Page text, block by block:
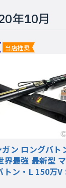
年10月
当店推奨
ン ロングバト
界最強 最新型
トン・L 150万V